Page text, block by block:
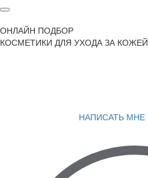
ОНЛАЙН ПОДБОР
КОСМЕТИКИ ДЛЯ УХОДА ЗА КОЖЕЙ
НАПИСАТЬ МНЕ